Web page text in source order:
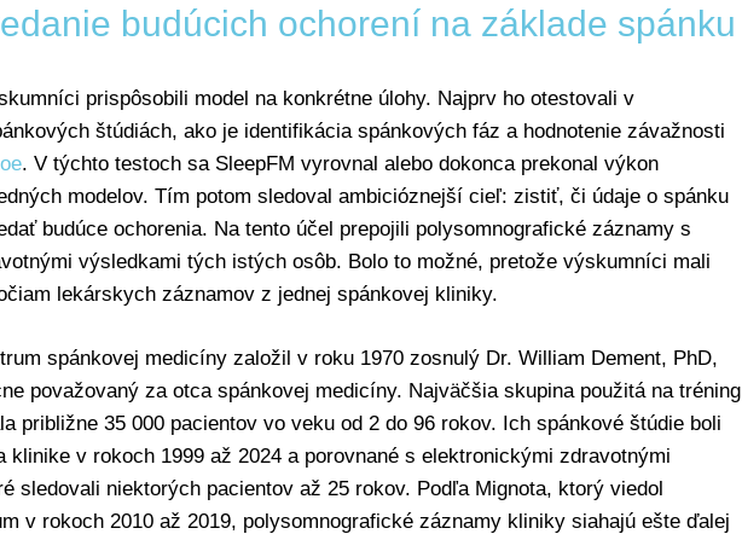
budúcich ochorení na základe spánku
prispôsobili model na konkrétne úlohy. Najprv ho otestovali v
štúdiách, ako je identifikácia spánkových fáz a hodnotenie závažnosti
. V týchto testoch sa SleepFM vyrovnal alebo dokonca prekonal výkon
modelov. Tím potom sledoval ambicióznejší cieľ: zistiť, či údaje o spánku
budúce ochorenia. Na tento účel prepojili polysomnografické záznamy s
výsledkami tých istých osôb. Bolo to možné, pretože výskumníci mali
lekárskych záznamov z jednej spánkovej kliniky.
spánkovej medicíny založil v roku 1970 zosnulý Dr. William Dement, PhD,
považovaný za otca spánkovej medicíny. Najväčšia skupina použitá na tréning
približne 35 000 pacientov vo veku od 2 do 96 rokov. Ich spánkové štúdie boli
klinike v rokoch 1999 až 2024 a porovnané s elektronickými zdravotnými
sledovali niektorých pacientov až 25 rokov. Podľa Mignota, ktorý viedol
v rokoch 2010 až 2019, polysomnografické záznamy kliniky siahajú ešte ďalej